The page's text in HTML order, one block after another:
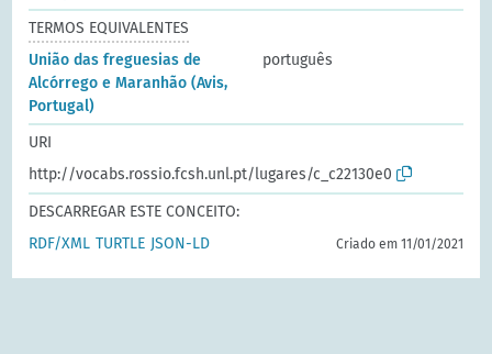
TERMOS EQUIVALENTES
União das freguesias de
Alcórrego e Maranhão (Avis,
Portugal)
português
URI
http://vocabs.rossio.fcsh.unl.pt/lugares/c_c22130e0
DESCARREGAR ESTE CONCEITO:
RDF/XML TURTLE JSON-LD Criado em 11/01/2021